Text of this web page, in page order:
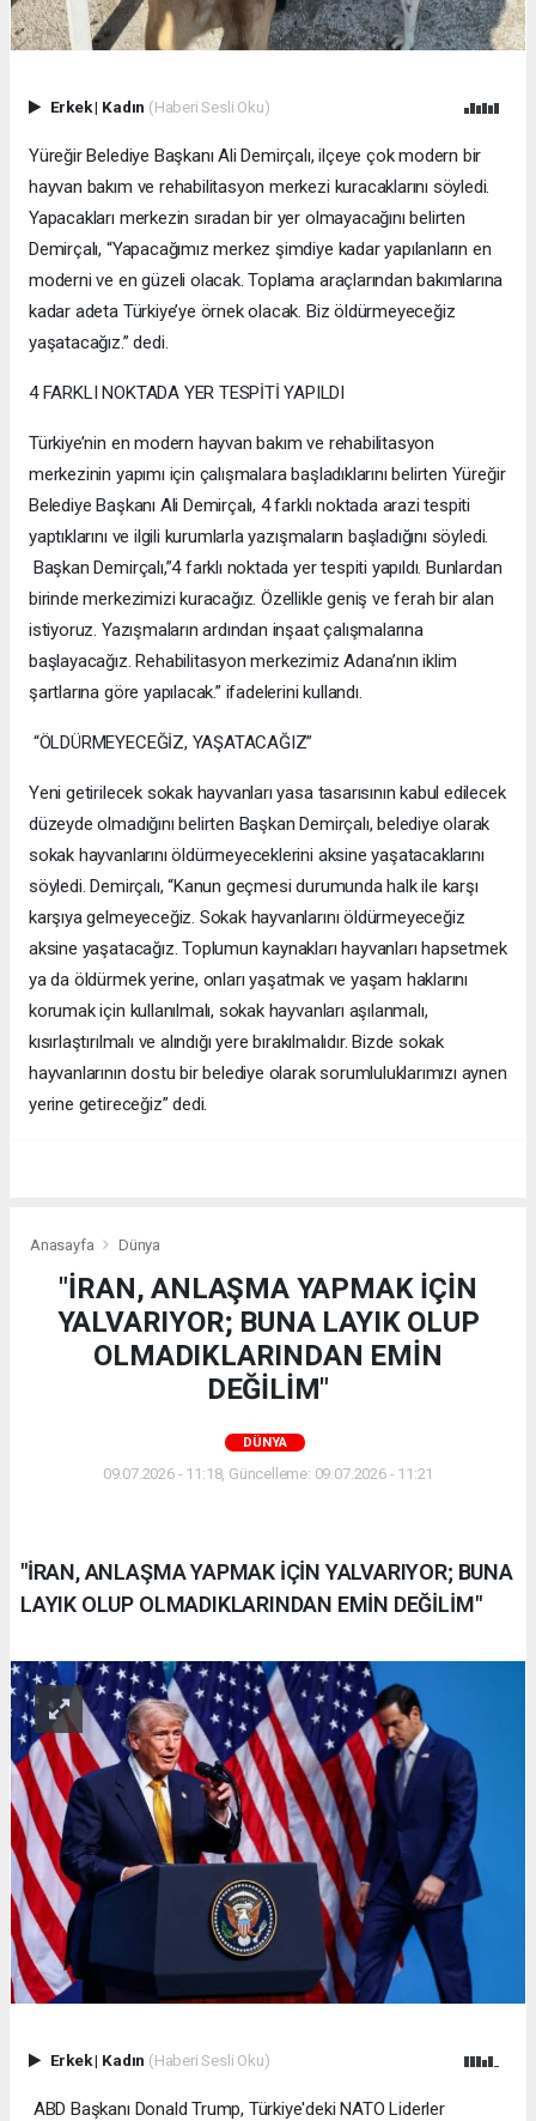
Erkek| Kadın (Haberi Sesli Oku)
Yüreğir Belediye Başkanı Ali Demirçalı, ilçeye çok modern bir
hayvan bakım ve rehabilitasyon merkezi kuracaklarını söyledi.
Yapacakları merkezin sıradan bir yer olmayacağını belirten
Demirçalı, “Yapacağımız merkez şimdiye kadar yapılanların en
moderni ve en güzeli olacak. Toplama araçlarından bakımlarına
kadar adeta Türkiye’ye örnek olacak. Biz öldürmeyeceğiz
yaşatacağız.” dedi.
4 FARKLI NOKTADA YER TESPİTİ YAPILDI
Türkiye’nin en modern hayvan bakım ve rehabilitasyon
merkezinin yapımı için çalışmalara başladıklarını belirten Yüreğir
Belediye Başkanı Ali Demirçalı, 4 farklı noktada arazi tespiti
yaptıklarını ve ilgili kurumlarla yazışmaların başladığını söyledi.
Başkan Demirçalı,”4 farklı noktada yer tespiti yapıldı. Bunlardan
birinde merkezimizi kuracağız. Özellikle geniş ve ferah bir alan
istiyoruz. Yazışmaların ardından inşaat çalışmalarına
başlayacağız. Rehabilitasyon merkezimiz Adana’nın iklim
şartlarına göre yapılacak.” ifadelerini kullandı.
“ÖLDÜRMEYECEĞİZ, YAŞATACAĞIZ”
Yeni getirilecek sokak hayvanları yasa tasarısının kabul edilecek
düzeyde olmadığını belirten Başkan Demirçalı, belediye olarak
sokak hayvanlarını öldürmeyeceklerini aksine yaşatacaklarını
söyledi. Demirçalı, “Kanun geçmesi durumunda halk ile karşı
karşıya gelmeyeceğiz. Sokak hayvanlarını öldürmeyeceğiz
aksine yaşatacağız. Toplumun kaynakları hayvanları hapsetmek
ya da öldürmek yerine, onları yaşatmak ve yaşam haklarını
korumak için kullanılmalı, sokak hayvanları aşılanmalı,
kısırlaştırılmalı ve alındığı yere bırakılmalıdır. Bizde sokak
hayvanlarının dostu bir belediye olarak sorumluluklarımızı aynen
yerine getireceğiz” dedi.
Anasayfa Dünya
"İRAN, ANLAŞMA YAPMAK İÇİN
YALVARIYOR; BUNA LAYIK OLUP
OLMADIKLARINDAN EMİN
DEĞİLİM"
DÜNYA
09.07.2026 - 11:18, Güncelleme: 09.07.2026 - 11:21
"İRAN, ANLAŞMA YAPMAK İÇİN YALVARIYOR; BUNA
LAYIK OLUP OLMADIKLARINDAN EMİN DEĞİLİM"
Erkek| Kadın (Haberi Sesli Oku)
ABD Başkanı Donald Trump, Türkiye'deki NATO Liderler